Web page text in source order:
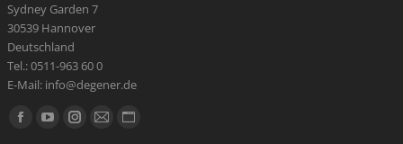
Sydney Garden 7
30539 Hannover
Deutschland
Tel.: 0511-963 60 0
E-Mail: info@degener.de
Finden Sie uns auf:
FacebookYouTubeInstagram
E-
Website